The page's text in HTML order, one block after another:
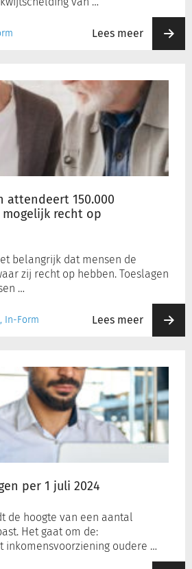
Lees meer
attendeert 150.000
recht op
belangrijk dat mensen de
zij recht op hebben. Toeslagen
…
In-Form Lees meer
per 1 juli 2024
de hoogte van een aantal
Het gaat om de:
inkomensvoorziening oudere …